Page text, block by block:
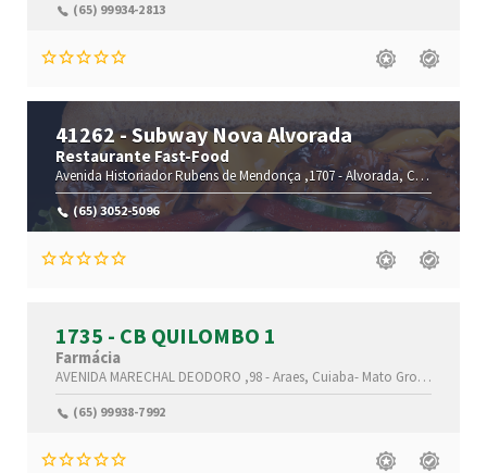
(65) 99934-2813
41262 - Subway Nova Alvorada
Restaurante Fast-Food
Avenida Historiador Rubens de Mendonça ,1707 -Alvorada, Cuiabá-
(65) 3052-5096
1735 - CB QUILOMBO 1
Farmácia
AVENIDA MARECHAL DEODORO ,98 -Araes, Cuiaba- Mato Grosso(MT)
(65) 99938-7992